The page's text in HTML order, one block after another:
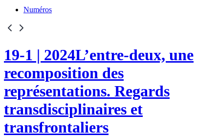
Numéros
19-1 | 2024L’entre-deux, une
recomposition des
représentations. Regards
transdisciplinaires et
transfrontaliers